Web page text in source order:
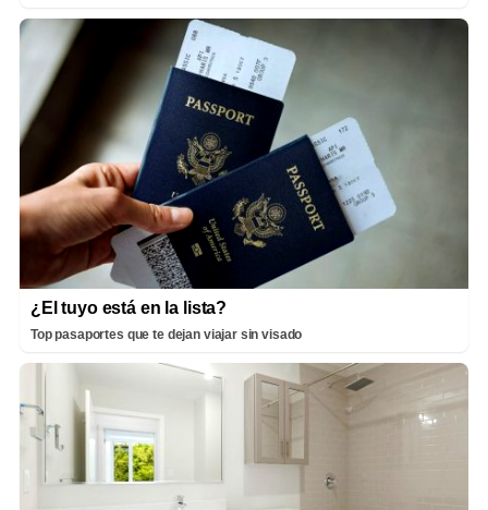
¿El tuyo está en la lista?
Top pasaportes que te dejan viajar sin visado